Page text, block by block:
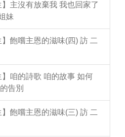
主沒有放棄我 我也回家了
妹
飽嚐主恩的滋味(四) 訪 二
咱的詩歌 咱的故事 如何
告別
飽嚐主恩的滋味(三) 訪 二